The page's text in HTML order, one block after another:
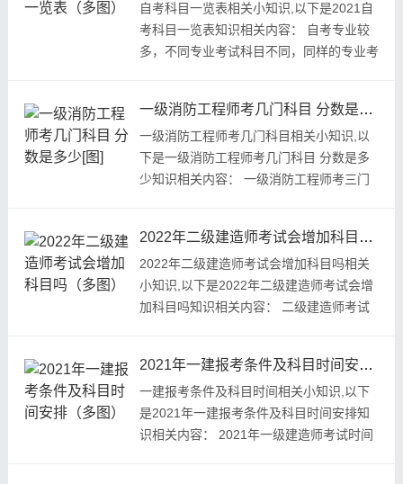
自考科目一览表相关小知识,以下是2021自
考科目一览表知识相关内容： 自考专业较
多，不同专业考试科目不同，同样的专业考
一级消防工程师考几门科目 分数是多少[图]
一级消防工程师考几门科目相关小知识,以
下是一级消防工程师考几门科目 分数是多
少知识相关内容： 一级消防工程师考三门
2022年二级建造师考试会增加科目吗（多图）
2022年二级建造师考试会增加科目吗相关
小知识,以下是2022年二级建造师考试会增
加科目吗知识相关内容： 二级建造师考试
2021年一建报考条件及科目时间安排（多图）
一建报考条件及科目时间相关小知识,以下
是2021年一建报考条件及科目时间安排知
识相关内容： 2021年一级建造师考试时间